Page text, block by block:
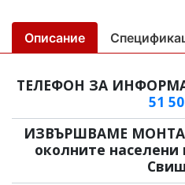
Описание
ТЕЛЕФОН ЗА
51
ИЗВЪРШВАМЕ
околните населени